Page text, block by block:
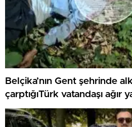
Belçika’nın Gent şehrinde
çarptığıTürk vatandaşı ağır